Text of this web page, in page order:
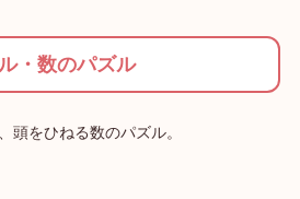
・数のパズル
頭をひねる数のパズル。